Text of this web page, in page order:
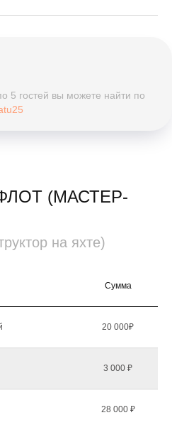
5 гостей вы можете найти по
(МАСТЕР-
на яхте)
Сумма
20 000₽
3 000 ₽
28 000 ₽